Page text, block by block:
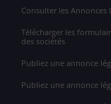
Consulter les Annonces
Télécharger les
des sociétés
Publiez une annonce
Publiez une annonce